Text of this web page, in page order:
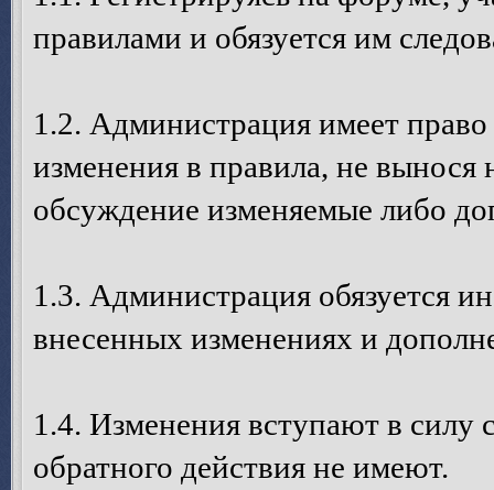
правилами и обязуется им
1.2. Администрация имеет
изменения в правила, не вынося
обсуждение изменяемые либо
1.3. Администрация обязуется
внесенных изменениях и
1.4. Изменения вступают в силу
обратного действия не имеют.